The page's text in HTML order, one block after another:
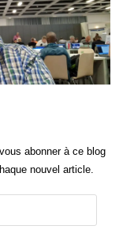
abonner à ce blog
nouvel article.